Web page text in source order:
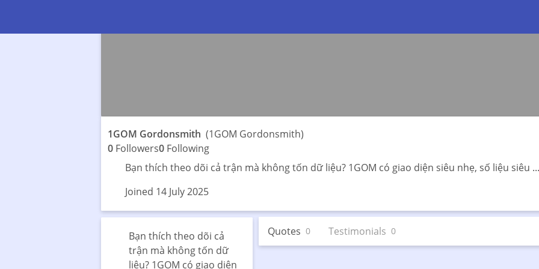
1GOM Gordonsmith(1GOM Gordonsmith)
0 Followers0 Following
Bạn thích theo dõi cả trận mà không tốn dữ liệu? 1GOM có giao diện siêu nhẹ, số liệu siêu ...
Joined 14 July 2025
Bạn thích theo dõi cả
trận mà không tốn dữ
liệu? 1GOM có giao diện
Quotes 0 Testimonials 0